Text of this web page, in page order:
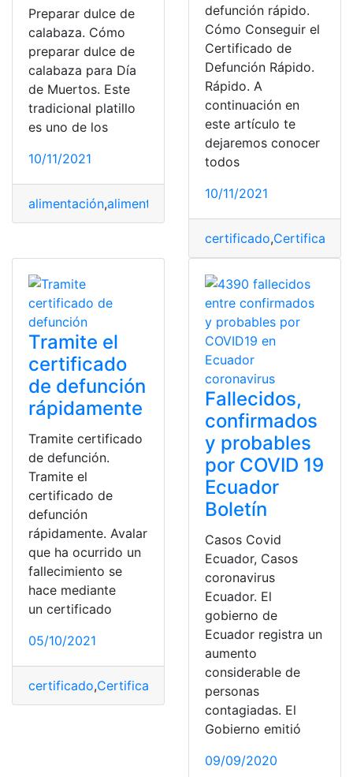
Preparar dulce de
calabaza. Cómo
preparar dulce de
calabaza para Día
de Muertos. Este
tradicional platillo
es uno de los
10/11/2021
alimentación,alimentos Día de los difuntos
defunción rápido.
Cómo Conseguir el
Certificado de
Defunción Rápido.
Rápido. A
continuación en
este artículo te
dejaremos conocer
todos
10/11/2021
certificado,Certificados
Tramite el
certificado
de defunción
rápidamente
Tramite certificado
de defunción.
Tramite el
certificado de
defunción
rápidamente. Avalar
que ha ocurrido un
fallecimiento se
hace mediante
un certificado
05/10/2021
certificado,Certificados documentación
Fallecidos,
confirmados
y probables
por COVID 19
Ecuador
Boletín
Casos Covid
Ecuador, Casos
coronavirus
Ecuador. El
gobierno de
Ecuador registra un
aumento
considerable de
personas
contagiadas. El
Gobierno emitió
09/09/2020